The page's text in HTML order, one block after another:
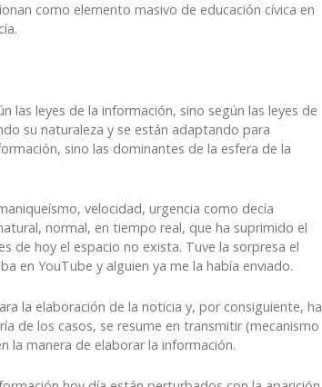
como elemento masivo de educación cívica en
las leyes de la información, sino según las leyes de
su naturaleza y se están adaptando para
sino las dominantes de la esfera de la
velocidad, urgencia como decía
normal, en tiempo real, que ha suprimido el
de hoy el espacio no exista. Tuve la sorpresa el
en YouTube y alguien ya me la había enviado.
la elaboración de la noticia y, por consiguiente, ha
de los casos, se resume en transmitir (mecanismo
la manera de elaborar la información.